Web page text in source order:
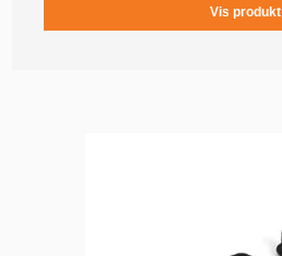
Vis produkt